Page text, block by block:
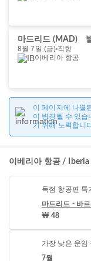
마드리드 (MAD)
8월 7일 (금) 직항
이베리아 항공
이 페이지에 나열
이 변경될 수 있
기 위해 노력합니
이베리아 항공 /
독점 항공편 특
마드리드 - 바
₩ 48
가장 낮은 운임
7월